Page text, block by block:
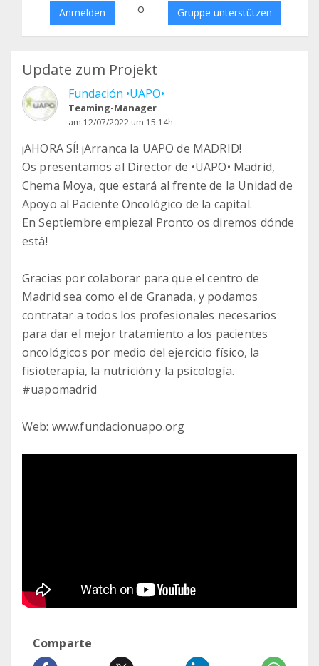
Anmelden o Gruppe unterstützen
Update zum Projekt
Fundación •UAPO•
Teaming-Manager
am 12/07/2022 um 15:14h
¡AHORA SÍ! ¡Arranca la UAPO de MADRID!
Os presentamos al Director de •UAPO• Madrid,
Chema Moya, que estará al frente de la Unidad de
Apoyo al Paciente Oncológico de la capital.
En Septiembre empieza! Pronto os diremos dónde
está!
Gracias por colaborar para que el centro de
Madrid sea como el de Granada, y podamos
contratar a todos los profesionales necesarios
para dar el mejor tratamiento a los pacientes
oncológicos por medio del ejercicio físico, la
fisioterapia, la nutrición y la psicología.
#uapomadrid
Web: www.fundacionuapo.org
Comparte